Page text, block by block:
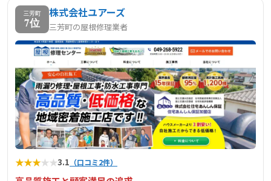
三芳町
7位
株式会社ユアーズ
三芳町の屋根修理業者
★★★★★3.1 （口コミ2件）